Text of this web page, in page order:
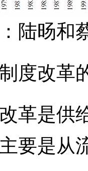
旸和
改革
是供
要是从